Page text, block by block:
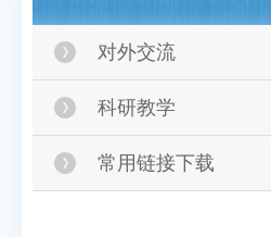
对外交流
科研教学
常用链接下载